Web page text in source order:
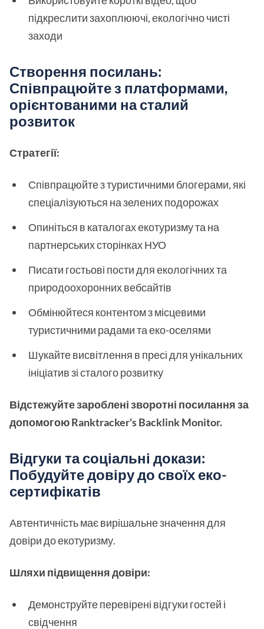
підкреслити захоплюючі, екологічно чисті
заходи
Створення посилань:
Співпрацюйте з платформами,
орієнтованими на сталий
розвиток
Стратегії:
Співпрацюйте з туристичними блогерами, які
спеціалізуються на зелених подорожах
Опиніться в каталогах екотуризму та на
партнерських сторінках НУО
Писати гостьові пости для екологічних та
природоохоронних вебсайтів
Обмінюйтеся контентом з місцевими
туристичними радами та еко-оселями
Шукайте висвітлення в пресі для унікальних
ініціатив зі сталого розвитку
Відстежуйте зароблені зворотні посилання за
допомогою Ranktracker's Backlink Monitor.
Відгуки та соціальні докази:
Побудуйте довіру до своїх еко-
сертифікатів
Автентичність має вирішальне значення для
довіри до екотуризму.
Шляхи підвищення довіри:
Демонструйте перевірені відгуки гостей і
свідчення